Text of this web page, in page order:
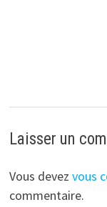
Laisser un
Vous devez vous
commentaire.